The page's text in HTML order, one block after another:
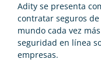
Adity se presenta
contratar seguros
mundo cada vez
seguridad en línea
empresas.